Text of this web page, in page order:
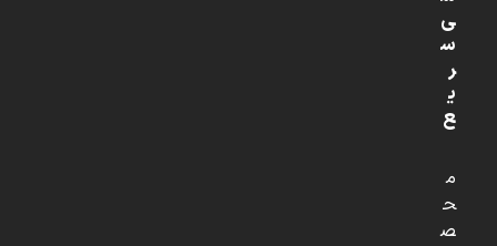
ی
س
ر
ی
ع
م
ح
ص